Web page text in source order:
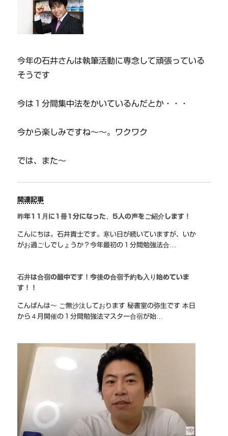
今年の石井さんは執筆活動に専念して頑張っている
そうです
今は１分間集中法をかいているんだとか・・・
今から楽しみですね～～。ワクワク
では、また～
関連記事
昨年11月に1冊1分になった、5人の声をご紹介します！
こんにちは。石井貴士です。寒い日が続いていますが、いか
がお過ごしでしょうか？今年最初の１分間勉強法合…
石井は合宿の最中です！今後の合宿予約も入り始めていま
す！！
こんばんは～ ご無沙汰しております 秘書室の弥生です 本日
から４月開催の１分間勉強法マスター合宿が始…